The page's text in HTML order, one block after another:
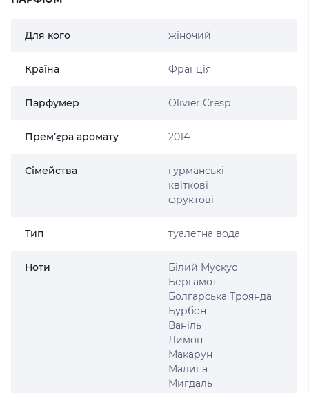
Для кого жіночий
Країна Франція
Парфумер Olivier Cresp
Прем’єра аромату 2014
Сімейства
гурманські
квіткові
фруктові
Тип туалетна вода
Ноти
Білий Мускус
Бергамот
Болгарська Троянда
Бурбон
Ваніль
Лимон
Макарун
Малина
Мигдаль